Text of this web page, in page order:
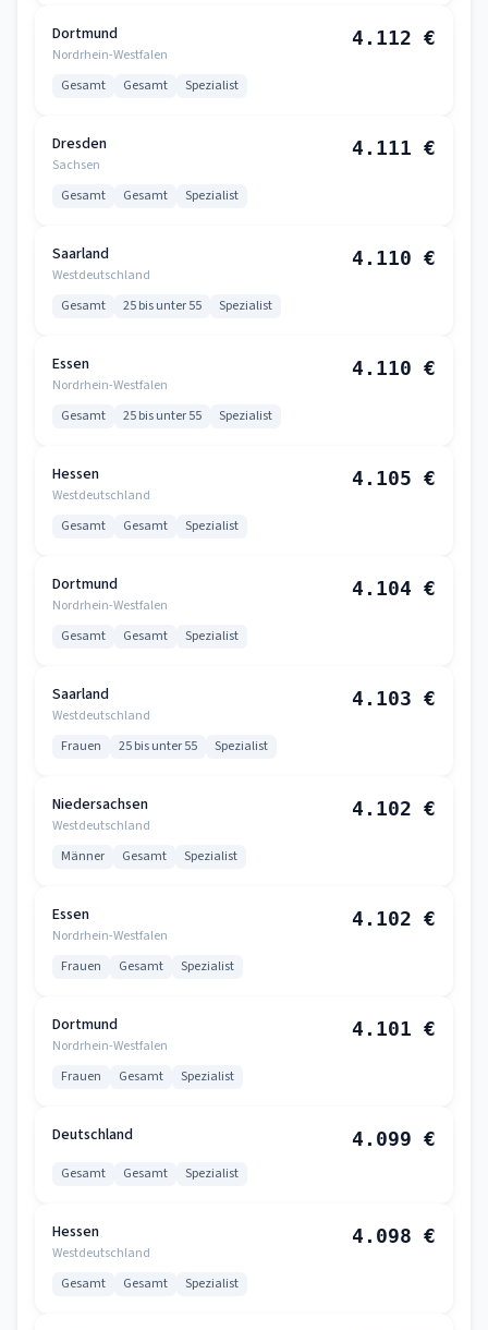
Dortmund
Nordrhein-Westfalen
4.112 €
Gesamt Gesamt Spezialist
Dresden
Sachsen
4.111 €
Gesamt Gesamt Spezialist
Saarland
Westdeutschland
4.110 €
Gesamt 25 bis unter 55 Spezialist
Essen
Nordrhein-Westfalen
4.110 €
Gesamt 25 bis unter 55 Spezialist
Hessen
Westdeutschland
4.105 €
Gesamt Gesamt Spezialist
Dortmund
Nordrhein-Westfalen
4.104 €
Gesamt Gesamt Spezialist
Saarland
Westdeutschland
4.103 €
Frauen 25 bis unter 55 Spezialist
Niedersachsen
Westdeutschland
4.102 €
Männer Gesamt Spezialist
Essen
Nordrhein-Westfalen
4.102 €
Frauen Gesamt Spezialist
Dortmund
Nordrhein-Westfalen
4.101 €
Frauen Gesamt Spezialist
Deutschland 4.099 €
Gesamt Gesamt Spezialist
Hessen
Westdeutschland
4.098 €
Gesamt Gesamt Spezialist